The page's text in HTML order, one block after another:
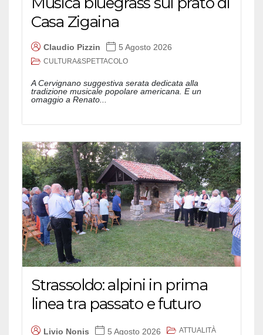
Casa Zigaina
Claudio Pizzin 5 Agosto 2026
CULTURA&SPETTACOLO
A Cervignano suggestiva serata dedicata alla
tradizione musicale popolare americana. E un
omaggio a Renato...
Strassoldo: alpini in prima
linea tra passato e futuro
Livio Nonis 5 Agosto 2026 ATTUALITÀ